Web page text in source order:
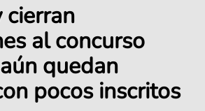
cierran
al concurso
quedan
pocos inscritos